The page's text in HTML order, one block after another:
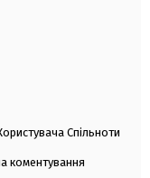
Спільноти
коментування